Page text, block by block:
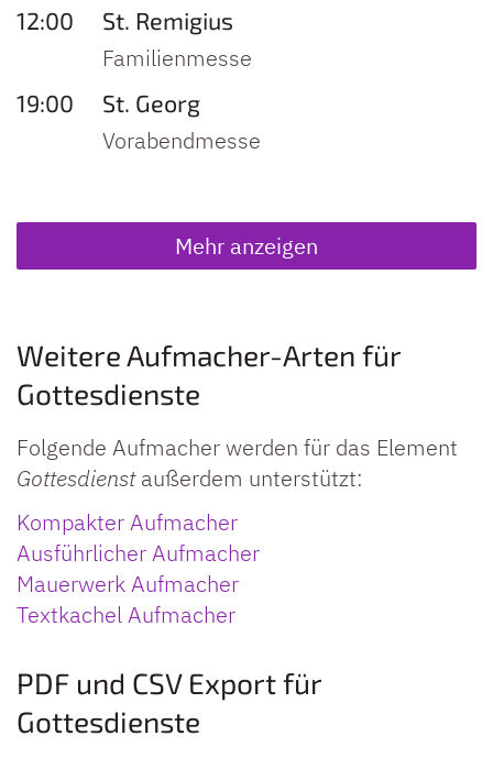
12:00 St. Remigius
Familienmesse
19:00 St. Georg
Vorabendmesse
Mehr anzeigen
Weitere Aufmacher-Arten für
Gottesdienste
Folgende Aufmacher werden für das Element
Gottesdienstaußerdem unterstützt:
Kompakter Aufmacher
Ausführlicher Aufmacher
Mauerwerk Aufmacher
Textkachel Aufmacher
PDF und CSV Export für
Gottesdienste